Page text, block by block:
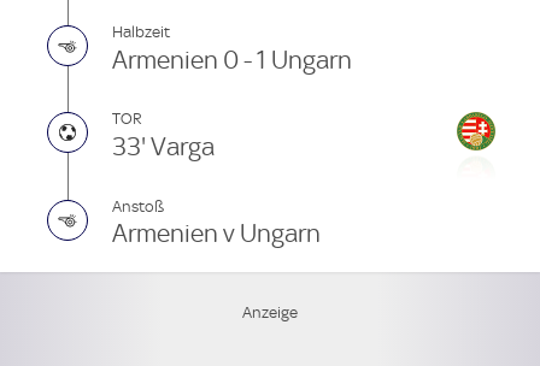
Halbzeit
Armenien 0 - 1 Ungarn
TOR
33' Varga
Anstoß
Armenien v Ungarn